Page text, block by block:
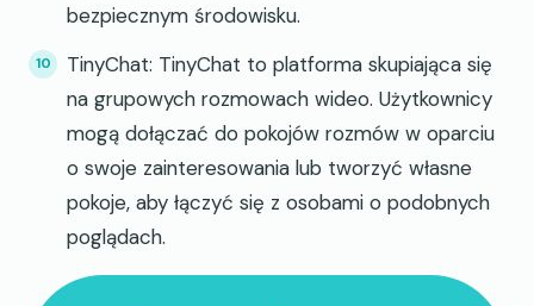
bezpiecznym środowisku.
TinyChat: TinyChat to platforma skupiająca się
na grupowych rozmowach wideo. Użytkownicy
mogą dołączać do pokojów rozmów w oparciu
o swoje zainteresowania lub tworzyć własne
pokoje, aby łączyć się z osobami o podobnych
poglądach.